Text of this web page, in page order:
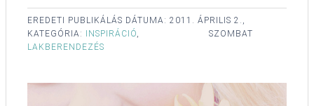
EREDETI PUBLIKÁLÁS DÁTUMA: 2011. ÁPRILIS 2.,
SZOMBAT
KATEGÓRIA: INSPIRÁCIÓ
LAKBERENDEZÉS